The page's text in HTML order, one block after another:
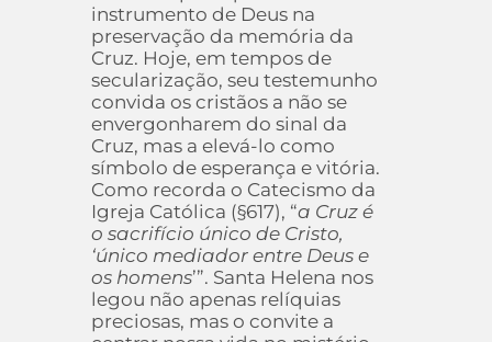
instrumento de Deus na
preservação da memória da
Cruz. Hoje, em tempos de
secularização, seu testemunho
convida os cristãos a não se
envergonharem do sinal da
Cruz, mas a elevá-lo como
símbolo de esperança e vitória.
Como recorda o Catecismo da
Igreja Católica (§617), “a Cruz é
o sacrifício único de Cristo,
‘único mediador entre Deus e
os homens’”. Santa Helena nos
legou não apenas relíquias
preciosas, mas o convite a